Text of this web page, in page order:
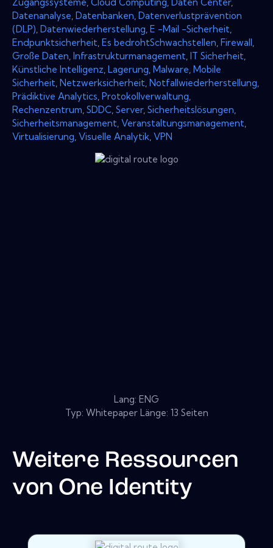
Datenanalyse Datenbanken Datenverlustprävention
(DLP) Datenwiederherstellung E -Mail -Sicherheit
Endpunktsicherheit Es bedrohtSchwachstellen Firewall
Große Daten Infrastrukturmanagement IT Sicherheit
Künstliche Intelligenz Lagerung Malware Mobile
Sicherheit Netzwerksicherheit Notfallwiederherstellung
Prädiktive Analytics Protokollverwaltung
Rechenzentrum SDDC Server, Sicherheitslösungen
Sicherheitsmanagement Veranstaltungsmanagement
Virtualisierung Visuelle Analytik VPN
Lang: ENG
Typ: Whitepaper Länge: 13 Seiten
Weitere Ressourcen
von One Identity